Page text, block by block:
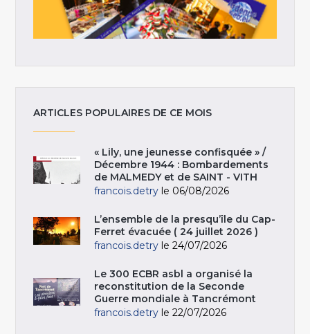
ARTICLES POPULAIRES DE CE MOIS
« Lily, une jeunesse confisquée » /
Décembre 1944 : Bombardements
de MALMEDY et de SAINT - VITH
francois.detry le 06/08/2026
L’ensemble de la presqu’île du Cap-
Ferret évacuée ( 24 juillet 2026 )
francois.detry le 24/07/2026
Le 300 ECBR asbl a organisé la
reconstitution de la Seconde
Guerre mondiale à Tancrémont
francois.detry le 22/07/2026